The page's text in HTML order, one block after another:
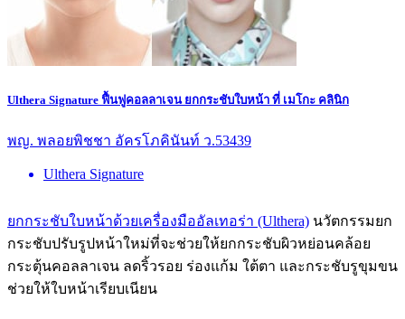
Ulthera Signature ฟื้นฟูคอลลาเจน ยกกระชับใบหน้า ที่ เมโกะ คลินิก
พญ. พลอยพิชชา อัครโภคินันท์ ว.53439
Ulthera Signature
ยกกระชับใบหน้าด้วยเครื่องมืออัลเทอร่า (Ulthera) นวัตกรรมยก
กระชับปรับรูปหน้าใหม่ที่จะช่วยให้ยกกระชับผิวหย่อนคล้อย
กระตุ้นคอลลาเจน ลดริ้วรอย ร่องแก้ม ใต้ตา และกระชับรูขุมขน
ช่วยให้ใบหน้าเรียบเนียน